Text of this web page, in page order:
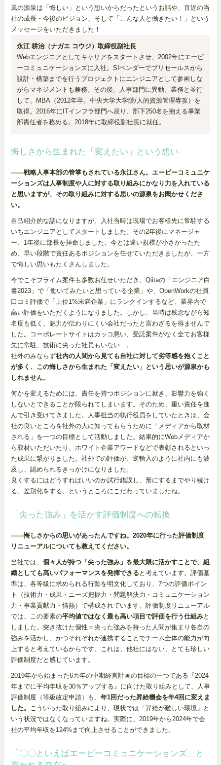
風の源泉は「悔しい」という想いからだったというお話や、直近の当
社の成長・今後のビジョン、そして「こんな人と働きたい！」という
メッセージをいただきました！
永江 耕治（ナガエ コウジ）取締役副社長
Webエンジニアとしてキャリアをスタートさせ、2002年にエーピ
ーコミュニケーションズに入社。SIベンダーでプリセールスから
設計・構築までを行うプロジェクトにエンジニアとして参画しな
がらマネジメントも兼務。その後、人事部門に異動。業務と並行
して、MBA（2012年卒。中央大学大学院/人的資源管理専攻）を
取得。2016年にITインフラ部門へ戻り、部下250名を抱える事業
部責任者を務める。2018年に取締役副社長に就任。
悔しさから生まれた「変えたい」という想い
——戦略人事本部の管掌もされている永江さん。エーピーコミュニケ
ーションズは人事制度や人に対する取り組みにかなり力を入れている
と思いますが、その取り組みに対する思いの源泉をお聞かせくださ
い。
自己紹介的な話になりますが、入社当時は現場でお客様先に常駐する
いちエンジニアとしてスタートしました。その2年後にマネージャ
ー、1年後に部長を拝命しました。今とは違い規模が小さかったた
め、早い段階で責任あるポジションを任せていただきましたが、一方
で悔しい思いもたくさんしました。
今でこそプライム案件も多数お任せいただき、Qiitaの「エンジニア白
書2023」で「働いてみたいと思っている企業」や、OpenWorkの社員
口コミ評価で「上位1%未満企業」にランクインするなど、業界内で
高い評価をいただくようになりました。しかし、当時は残念ながら知
名度も低く、魅力が伝わりにくい会社だったと言わざるを得ませんで
した。コーポレートサイトはカッコ悪い、受託案件がなく全てお客様
先に常駐、技術に尖った社員もいない…。
社外のみならず社内の人間から見ても自社に対して劣等感を抱くこと
が多く、この悔しさから生まれた「変えたい」という思いが源泉かも
しれません。
何かを変えるためには、責任を持つポジションに就き、影響力を強く
しないとできることが限られてしまいます。そのため、重い責任を進
んで引き受けてきました。人事担当の執行役員をしていたときは、会
社の良いところを社外の人に知ってもらうために「メディアから取材
される」を一つの目標として活動しました。結果的にWebメディアか
ら取材いただいたり、ホワイト企業アワードなどで表彰されるといっ
た成果に繋がりました。社外での評価が、逆輸入のように社内にも波
及し、認められるきっかけになりました。
良くするにはどうすればいいのか試行錯誤し、形にするまでやり続け
る、差別化をする、というところにこだわっていましたね。
「尖った強み」を活かす評価制度への転換
——悔しさからの思いがあったんですね。2020年に行った評価制度
リニューアルについても教えてください。
当社では、 個々人が持つ「尖った強み」を最大限に活かすことで、組
織としても高いパフォーマンスを発揮できる と考えています。評価基
準は、各等級に求められる行動を明文化しており、7つの評価ポイン
ト（技術力・成果・ニーズ把握力・問題解決力・コミュニケーション
力・事業貢献力・情熱）で構成されています。評価制度リニューアル
では、この要素の平均値ではなく最も高い項目で評価を行う仕組みと
しました。突き抜けた個性＝尖った強みを持った人間が集まり各自の
強みを活かし、かつそれぞれが連携することでチーム全体の能力が向
上すると考えているからです。これは、他社にはない、とても珍しい
評価制度だと感じています。
2019年から始まった6カ年の中期経営計画の目標の一つである『2024
年までに平均年収を30％アップする』に向けた取り組みとして、人事
評価制度（等級改定申請）も、 年1回だった昇給機会を年4回に変えま
した。 こういった取り組みにより、現状では「昇給が難しい環境」と
いう状況ではなくなっていますね。実際に、2019年から2024年で会
社の平均年収を124%まで向上させることができました。
「〇〇といえばエーピーコミュニケーションズ」と